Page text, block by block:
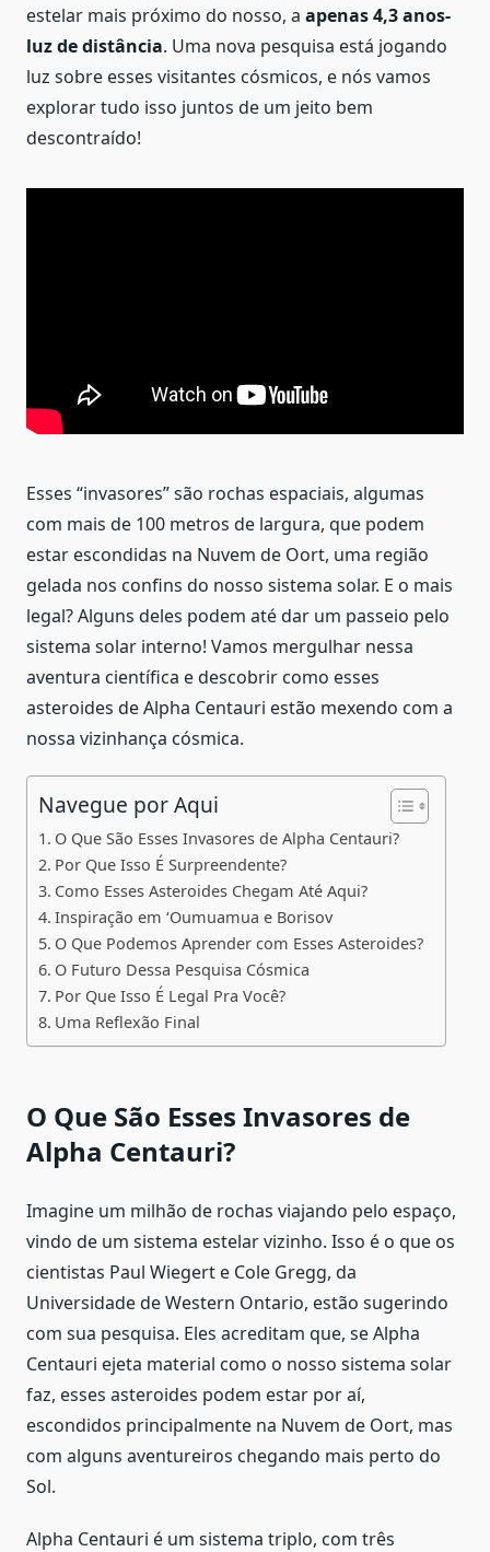
estelar mais próximo do nosso, a apenas 4,3 anos-
luz de distância. Uma nova pesquisa está jogando
luz sobre esses visitantes cósmicos, e nós vamos
explorar tudo isso juntos de um jeito bem
descontraído!
Esses “invasores” são rochas espaciais, algumas
com mais de 100 metros de largura, que podem
estar escondidas na Nuvem de Oort, uma região
gelada nos confins do nosso sistema solar. E o mais
legal? Alguns deles podem até dar um passeio pelo
sistema solar interno! Vamos mergulhar nessa
aventura científica e descobrir como esses
asteroides de Alpha Centauri estão mexendo com a
nossa vizinhança cósmica.
Navegue por Aqui
O Que São Esses Invasores de Alpha Centauri?
Por Que Isso É Surpreendente?
Como Esses Asteroides Chegam Até Aqui?
Inspiração em ‘Oumuamua e Borisov
O Que Podemos Aprender com Esses Asteroides?
O Futuro Dessa Pesquisa Cósmica
Por Que Isso É Legal Pra Você?
Uma Reflexão Final
O Que São Esses Invasores de
Alpha Centauri?
Imagine um milhão de rochas viajando pelo espaço,
vindo de um sistema estelar vizinho. Isso é o que os
cientistas Paul Wiegert e Cole Gregg, da
Universidade de Western Ontario, estão sugerindo
com sua pesquisa. Eles acreditam que, se Alpha
Centauri ejeta material como o nosso sistema solar
faz, esses asteroides podem estar por aí,
escondidos principalmente na Nuvem de Oort, mas
com alguns aventureiros chegando mais perto do
Sol.
Alpha Centauri é um sistema triplo, com três